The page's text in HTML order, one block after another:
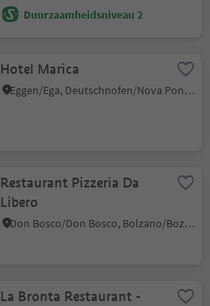
Duurzaamheidsniveau 2
Hotel Marica
Eggen/Ega, Deutschnofen/Nova Ponente, Dolomites Region Eggental
Restaurant Pizzeria Da
Libero
Don Bosco/Don Bosco, Bolzano/Bozen, Bolzano/Bozen and environs
La Bronta Restaurant -